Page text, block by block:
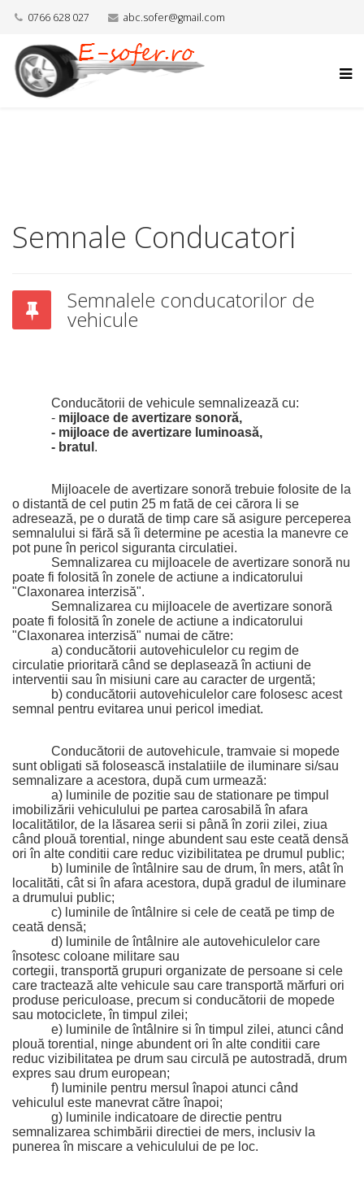
0766 628 027 abc.sofer@gmail.com
Semnale Conducatori
Semnalele conducatorilor de
vehicule
Conducătorii de vehicule semnalizează cu:
- mijloace de avertizare sonoră,
- mijloace de avertizare luminoasă,
- bratul .
Mijloacele de avertizare sonoră trebuie folosite de la
o distantă de cel putin 25 m fată de cei cărora li se
semnalului si fără să îi determine pe acestia la manevre ce
pot pune în pericol siguranta circulatiei.
Semnalizarea cu mijloacele de avertizare sonoră nu
poate fi folosită în zonele de actiune a indicatorului
"Claxonarea interzisă".
Semnalizarea cu mijloacele de avertizare sonoră
poate fi folosită în zonele de actiune a indicatorului
"Claxonarea interzisă" numai de către:
a) conducătorii autovehiculelor cu regim de
circulatie prioritară când se deplasează în actiuni de
interventii sau în misiuni care au caracter de urgentă;
b) conducătorii autovehiculelor care folosesc acest
semnal pentru evitarea unui pericol imediat.
Conducătorii de autovehicule, tramvaie si mopede
sunt obligati să folosească instalatiile de iluminare si/sau
semnalizare a acestora, după cum urmează:
a) luminile de pozitie sau de stationare pe timpul
imobilizării vehiculului pe partea carosabilă în afara
localitătilor, de la lăsarea serii si până în zorii zilei, ziua
când plouă torential, ninge abundent sau este ceată densă
ori în alte conditii care reduc vizibilitatea pe drumul public;
b) luminile de întâlnire sau de drum, în mers, atât în
localităti, cât si în afara acestora, după gradul de iluminare
a drumului public;
c) luminile de întâlnire si cele de ceată pe timp de
ceată densă;
d) luminile de întâlnire ale autovehiculelor care
însotesc coloane militare sau
cortegii, transportă grupuri organizate de persoane si cele
care tractează alte vehicule sau care transportă mărfuri ori
produse periculoase, precum si conducătorii de mopede
sau motociclete, în timpul zilei;
e) luminile de întâlnire si în timpul zilei, atunci când
plouă torential, ninge abundent ori în alte conditii care
reduc vizibilitatea pe drum sau circulă pe autostradă, drum
expres sau drum european;
f) luminile pentru mersul înapoi atunci când
vehiculul este manevrat către înapoi;
g) luminile indicatoare de directie pentru
semnalizarea schimbării directiei de mers, inclusiv la
punerea în miscare a vehiculului de pe loc.